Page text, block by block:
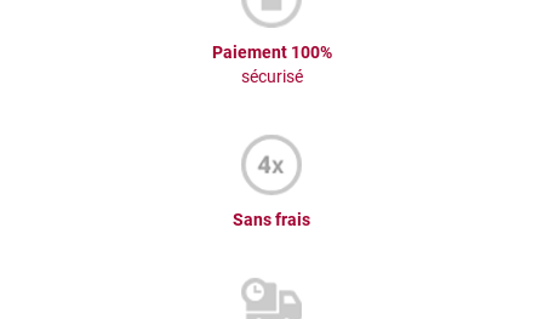
Paiement 100%
sécurisé
Sans frais